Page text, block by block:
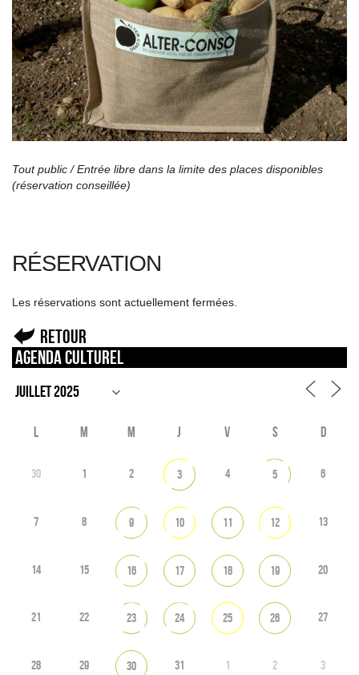
Tout public / Entrée libre dans la limite des places disponibles
(réservation conseillée)
RÉSERVATION
Les réservations sont actuellement fermées.
Retour
Agenda culturel
L M M J V S D
30 1 2 3 4 5 6
7 8 9 10 11 12 13
14 15 16 17 18 19 20
21 22 23 24 25 26 27
28 29 30 31 1 2 3